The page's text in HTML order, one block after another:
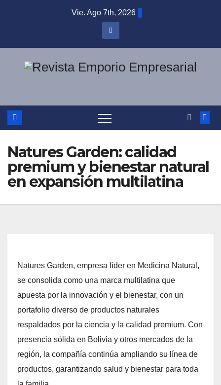
Vie. Ago 7th, 2026
Natures Garden: calidad
premium y bienestar natural
en expansión multilatina
Natures Garden, empresa líder en Medicina Natural,
se consolida como una marca multilatina que
apuesta por la innovación y el bienestar, con un
portafolio diverso de productos naturales
respaldados por la ciencia y la calidad premium. Con
presencia sólida en Bolivia y otros mercados de la
región, la compañía continúa ampliando su línea de
productos, garantizando salud y bienestar para toda